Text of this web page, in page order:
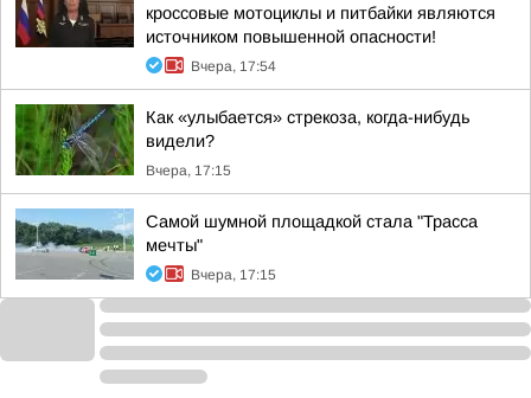
кроссовые мотоциклы и питбайки являются
источником повышенной опасности!
Вчера, 17:54
Как «улыбается» стрекоза, когда-нибудь
видели?
Вчера, 17:15
Самой шумной площадкой стала "Трасса
мечты"
Вчера, 17:15